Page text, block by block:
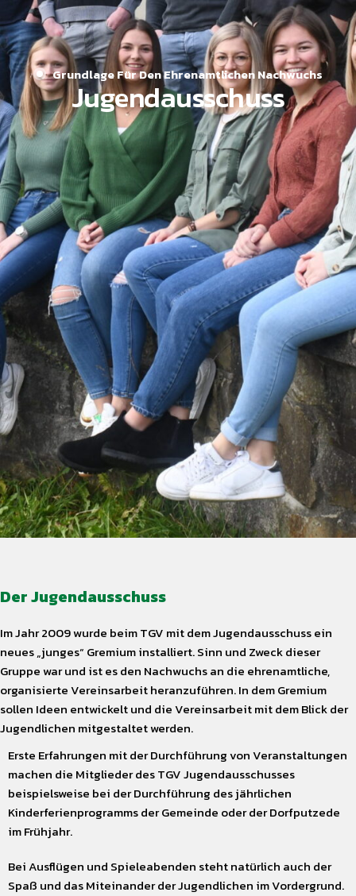
Grundlage Für Den Ehrenamtlichen Nachwuchs
Jugendausschuss
Der Jugendausschuss
Im Jahr 2009 wurde beim TGV mit dem Jugendausschuss ein
neues „junges“ Gremium installiert. Sinn und Zweck dieser
Gruppe war und ist es den Nachwuchs an die ehrenamtliche,
organisierte Vereinsarbeit heranzuführen. In dem Gremium
sollen Ideen entwickelt und die Vereinsarbeit mit dem Blick der
Jugendlichen mitgestaltet werden.
Erste Erfahrungen mit der Durchführung von Veranstaltungen
machen die Mitglieder des TGV Jugendausschusses
beispielsweise bei der Durchführung des jährlichen
Kinderferienprogramms der Gemeinde oder der Dorfputzede
im Frühjahr.
Bei Ausflügen und Spieleabenden steht natürlich auch der
Spaß und das Miteinander der Jugendlichen im Vordergrund.